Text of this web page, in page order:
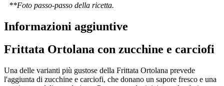
**Foto passo-passo della ricetta.
Informazioni aggiuntive
Frittata Ortolana con zucchine e carciofi
Una delle varianti più gustose della Frittata Ortolana prevede
l'aggiunta di zucchine e carciofi, che donano un sapore fresco e una